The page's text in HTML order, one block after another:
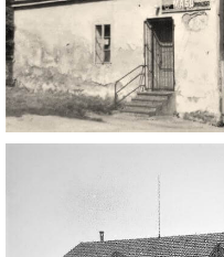
O NÁS
DŮL NA SLÍDU (NA KOLE)